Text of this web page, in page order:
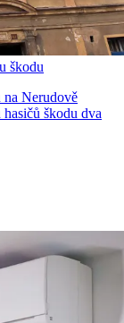
škodu
na Nerudově
škodu dva